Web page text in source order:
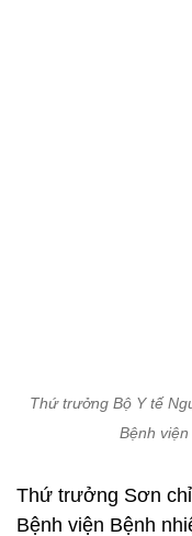
các trường hợp
nhanh nên trong
F0. Ông yêu cầu